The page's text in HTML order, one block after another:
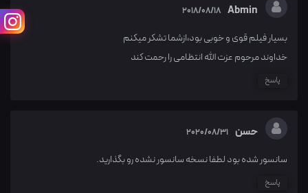
Abmin
2018/08/18
بسیار فیلم قوی و خوبی بود،ازشما تشکر میکنم
خداوند مرحوم عزت الله انتظامی را رحمت کند
پاسخ
حسن 2020/08/31
سانسور شده بود لطفا نسخه سانسور نشده رو بگذارید.
پاسخ